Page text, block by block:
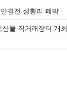
경전 성황리 폐막
물 직거래장터 개최